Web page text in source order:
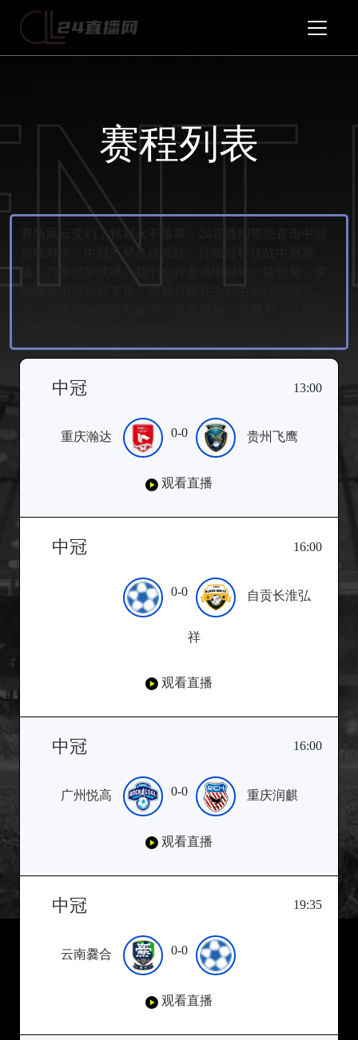
赛程列表
赛场风云变幻，精彩永不落幕，24直播网带您直击中冠
巅峰对决。中冠汇聚各路强队，怀揣目标征战中冠赛
场，力争优异成绩。我们全程直播中冠每一轮较量，实
中冠 13:00
重庆瀚达 0-0 贵州飞鹰
观看直播
中冠 16:00
0-0 自贡长淮弘
祥
观看直播
中冠 16:00
广州悦高 0-0 重庆润麒
观看直播
中冠 19:35
云南爨合 0-0
观看直播